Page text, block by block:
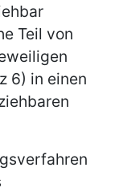
Teil von
6) in einen